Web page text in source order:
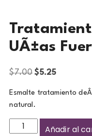
UÃ±as
$7.00 $5.25
Esmalte tratamiento deÂ
natural.
Añadir al